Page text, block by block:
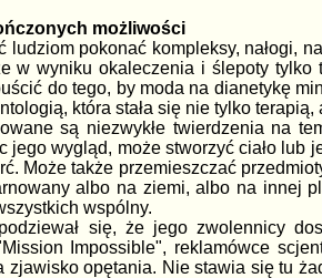
możliwości
ludziom pokonać kompleksy, nałogi,
w wyniku okaleczenia i ślepoty tylko
do tego, by moda na dianetykę
która stała się nie tylko
są niezwykłe twierdzenia na
jego wygląd, może stworzyć ciało
Może także przemieszczać
albo na ziemi, albo na innej
wspólny.
się, że jego zwolennicy
Impossible", reklamówce
zjawisko opętania. Nie stawia się tu